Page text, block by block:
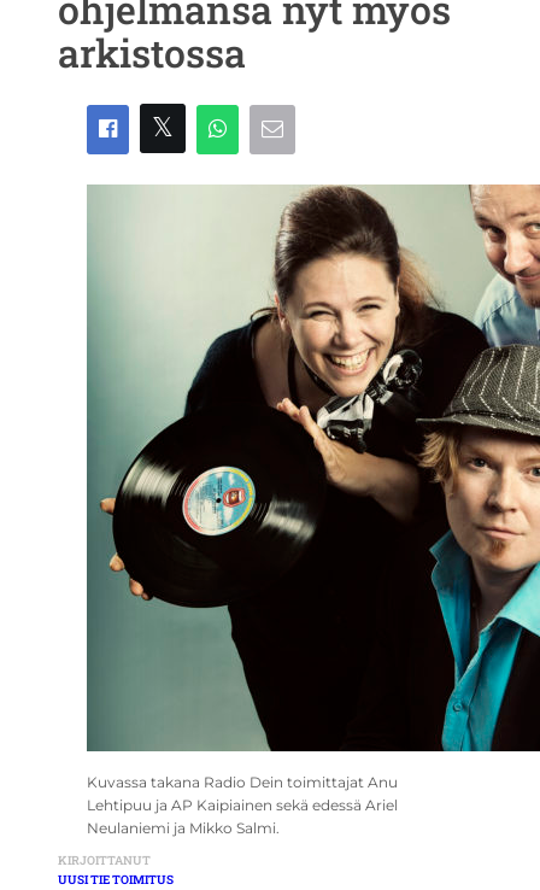
arkistossa
Kuvassa takana Radio Dein toimittajat Anu
Lehtipuu ja AP Kaipiainen sekä edessä Ariel
Neulaniemi ja Mikko Salmi.
KIRJOITTANUT
UUSI TIE TOIMITUS